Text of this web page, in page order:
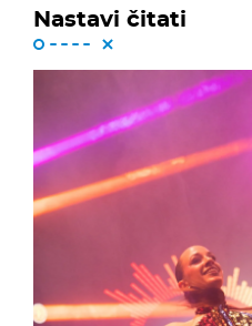
Nastavi čitati